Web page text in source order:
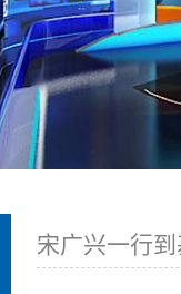
宋广兴一行